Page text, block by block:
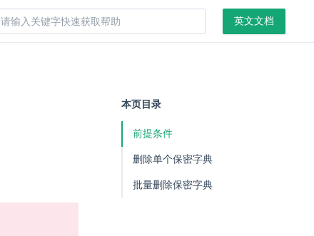
英文文档
本页目录
前提条件
删除单个保密字典
批量删除保密字典